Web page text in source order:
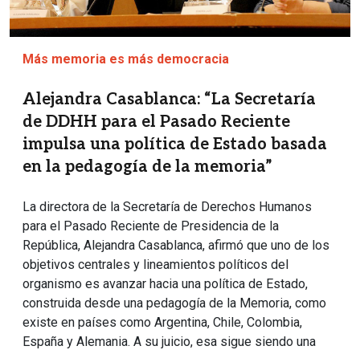
Más memoria es más democracia
Alejandra Casablanca: “La Secretaría
de DDHH para el Pasado Reciente
impulsa una política de Estado basada
en la pedagogía de la memoria”
La directora de la Secretaría de Derechos Humanos
para el Pasado Reciente de Presidencia de la
República, Alejandra Casablanca, afirmó que uno de los
objetivos centrales y lineamientos políticos del
organismo es avanzar hacia una política de Estado,
construida desde una pedagogía de la Memoria, como
existe en países como Argentina, Chile, Colombia,
España y Alemania. A su juicio, esa sigue siendo una